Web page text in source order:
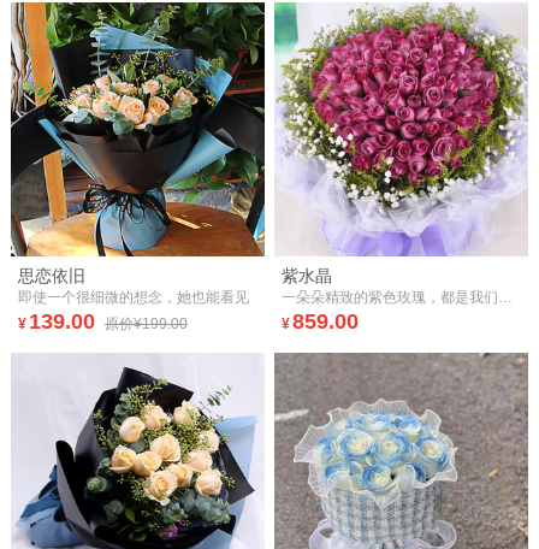
思恋依旧
即使一个很细微的想念，她也能看见
¥ 139.00 原价¥199.00
紫水晶
¥859.00